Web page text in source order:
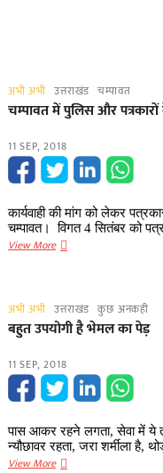
अभी अभी उत्तराखंड चम्पावत
चम्पावत में पुलिस और
11 SEP, 2018
कार्यवाही की मांग को लेकर
चम्पावत। विगत 4 सितंबर को
View Moreचम्पावत
पत्रकारों
के
गतिरोध
जारी
अभी अभी उत्तराखंड कुछ अनकही
बहुत उपयोगी है भेमल का पेड़
11 SEP, 2018
पास आकर रहने लगता, सेवा में ये
न्यौछावर रहता, जरा शर्मीला
View Moreबहुत